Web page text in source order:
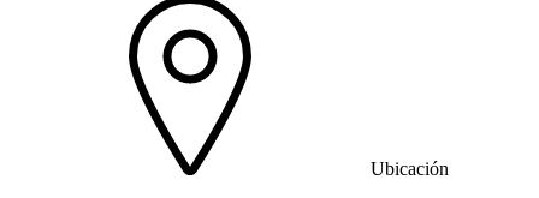
Ubicación